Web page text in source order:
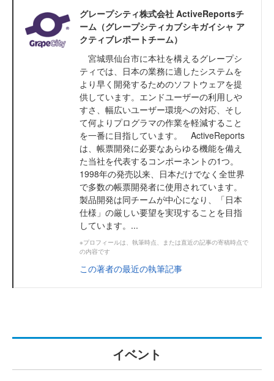
グレープシティ株式会社 ActiveReportsチ
ーム（グレープシティカブシキガイシャ ア
クティブレポートチーム）
宮城県仙台市に本社を構えるグレープシ
ティでは、日本の業務に適したシステムを
より早く開発するためのソフトウェアを提
供しています。エンドユーザーの利用しや
すさ、幅広いユーザー環境への対応、そし
て何よりプログラマの作業を軽減すること
を一番に目指しています。 ActiveReports
は、帳票開発に必要なあらゆる機能を備え
た当社を代表するコンポーネントの1つ。
1998年の発売以来、日本だけでなく全世界
で多数の帳票開発者に使用されています。
製品開発は同チームが中心になり、「日本
仕様」の厳しい要望を実現することを目指
しています。...
※プロフィールは、執筆時点、または直近の記事の寄稿時点で
の内容です
この著者の最近の執筆記事
イベント